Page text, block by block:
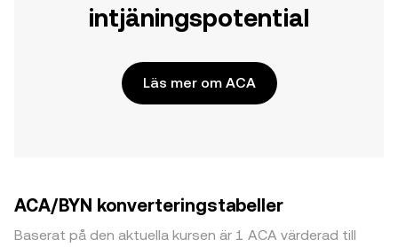
intjäningspotential
Läs mer om ACA
ACA/BYN konverteringstabeller
Baserat på den aktuella kursen är 1 ACA värderad till